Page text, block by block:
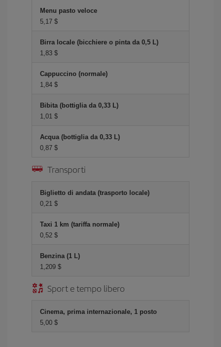
Menu pasto veloce
5,17 $
Birra locale (bicchiere o pinta da 0,5 L)
1,83 $
Cappuccino (normale)
1,84 $
Bibita (bottiglia da 0,33 L)
1,01 $
Acqua (bottiglia da 0,33 L)
0,87 $
Transporti
Biglietto di andata (trasporto locale)
0,21 $
Taxi 1 km (tariffa normale)
0,52 $
Benzina (1 L)
1,209 $
Sport e tempo libero
Cinema, prima internazionale, 1 posto
5,00 $